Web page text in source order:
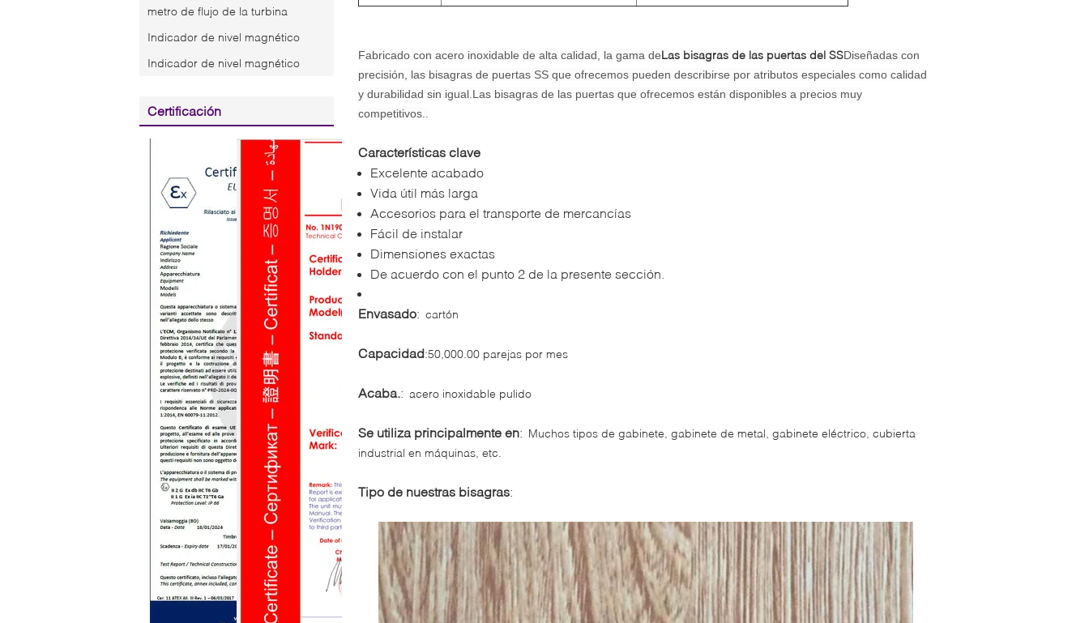
metro de flujo de la turbina
Indicador de nivel magnético
Indicador de nivel magnético
Certificación
Fabricado con acero inoxidable de alta calidad, la gama deLas bisagras de las puertas del SSDiseñadas con
precisión, las bisagras de puertas SS que ofrecemos pueden describirse por atributos especiales como calidad
y durabilidad sin igual.Las bisagras de las puertas que ofrecemos están disponibles a precios muy
competitivos..
Características clave
Excelente acabado
Vida útil más larga
Accesorios para el transporte de mercancías
Fácil de instalar
Dimensiones exactas
De acuerdo con el punto 2 de la presente sección.
Envasado: cartón
Capacidad:50,000.00 parejas por mes
Acaba.: acero inoxidable pulido
Se utiliza principalmente en: Muchos tipos de gabinete, gabinete de metal, gabinete eléctrico, cubierta
industrial en máquinas, etc.
Tipo de nuestras bisagras: